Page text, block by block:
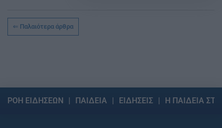
Παλαιότερα άρθρα
ΡΟΗ ΕΙΔΗΣΕΩΝ ΠΑΙΔΕΙΑ ΕΙΔΗΣΕΙΣ Η ΠΑΙΔΕΙΑ